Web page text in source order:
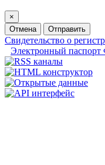
×
Отмена
Отправить
Свидетельство о
Электронный